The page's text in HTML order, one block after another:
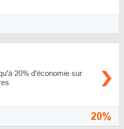
20% d'économie sur
20%